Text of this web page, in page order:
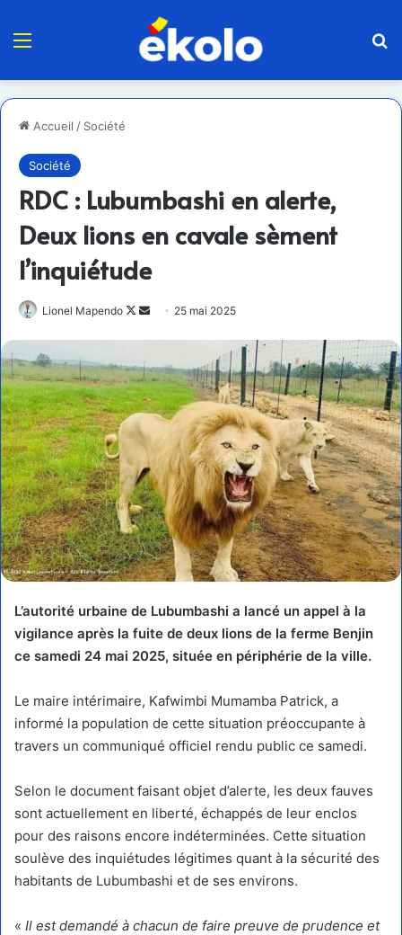
Menu
Accueil / Société
Société
RDC : Lubumbashi en alerte,
Deux lions en cavale sèment
l’inquiétude
Lionel Mapendo
Follow
Envoyer25 mai 2025
L’autorité urbaine de Lubumbashi a lancé un appel à la
vigilance après la fuite de deux lions de la ferme Benjin
ce samedi 24 mai 2025, située en périphérie de la ville.
Le maire intérimaire, Kafwimbi Mumamba Patrick, a
informé la population de cette situation préoccupante à
travers un communiqué officiel rendu public ce samedi.
Selon le document faisant objet d’alerte, les deux fauves
sont actuellement en liberté, échappés de leur enclos
pour des raisons encore indéterminées. Cette situation
soulève des inquiétudes légitimes quant à la sécurité des
habitants de Lubumbashi et de ses environs.
« Il est demandé à chacun de faire preuve de prudence et